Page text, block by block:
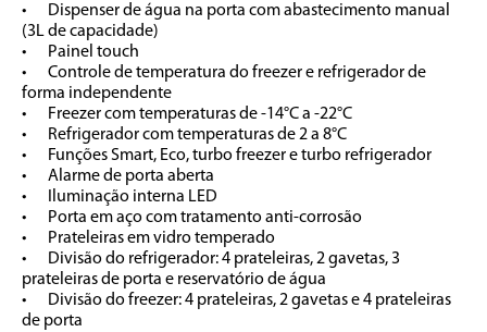
•	Dispenser de água na porta com abastecimento manual
(3L de capacidade)
•	Painel touch
•	Controle de temperatura do freezer e refrigerador de
forma independente
•	Freezer com temperaturas de -14°C a -22°C
•	Refrigerador com temperaturas de 2 a 8°C
•	Funções Smart, Eco, turbo freezer e turbo refrigerador
•	Alarme de porta aberta
•	Iluminação interna LED
•	Porta em aço com tratamento anti-corrosão
•	Prateleiras em vidro temperado
•	Divisão do refrigerador: 4 prateleiras, 2 gavetas, 3
prateleiras de porta e reservatório de água
•	Divisão do freezer: 4 prateleiras, 2 gavetas e 4 prateleiras
de porta